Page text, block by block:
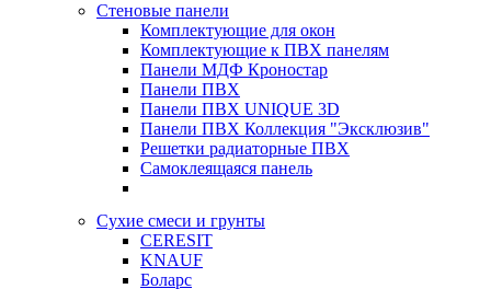
Стеновые панели
Комплектующие для окон
Комплектующие к ПВХ панелям
Панели МДФ Кроностар
Панели ПВХ
Панели ПВХ UNIQUE 3D
Панели ПВХ Коллекция "Эксклюзив"
Решетки радиаторные ПВХ
Самоклеящаяся панель
Сухие смеси и грунты
CERESIT
KNAUF
Боларс